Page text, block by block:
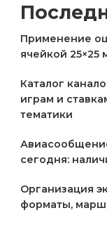
Применение
ячейкой 25×25
Каталог
играм и
тематики
сегодня:
Организация
форматы,